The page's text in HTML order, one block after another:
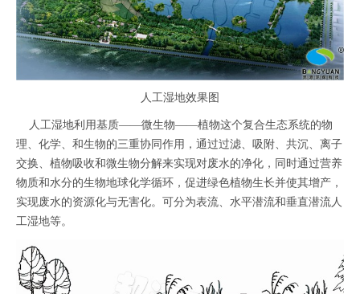
人工湿地效果图
人工湿地利用基质——微生物——植物这个复合生态系统的物
理、化学、和生物的三重协同作用，通过过滤、吸附、共沉、离子
交换、植物吸收和微生物分解来实现对废水的净化，同时通过营养
物质和水分的生物地球化学循环，促进绿色植物生长并使其增产，
实现废水的资源化与无害化。可分为表流、水平潜流和垂直潜流人
工湿地等。